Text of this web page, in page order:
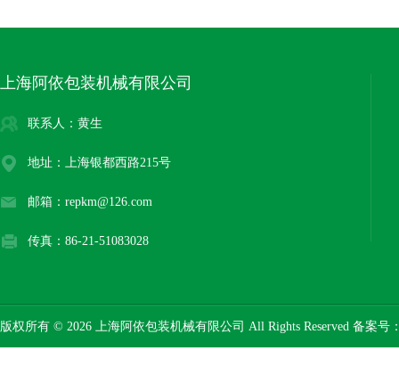
上海阿依包装机械有限公司
联系人：黄生
地址：上海银都西路215号
邮箱：repkm@126.com
传真：86-21-51083028
版权所有 © 2026 上海阿依包装机械有限公司 All Rights Reserved 备案号